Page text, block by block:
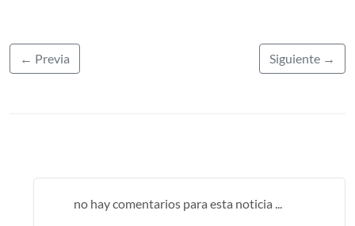
← Previa Siguiente →
no hay comentarios para esta noticia ...